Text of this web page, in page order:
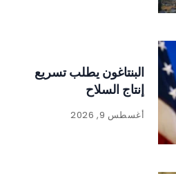
البنتاغون يطلب تسريع
إنتاج السلاح
أغسطس 9, 2026